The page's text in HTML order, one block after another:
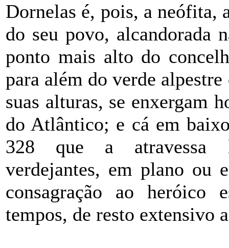
Dornelas é, pois, a neófita,
do seu povo, alcandorada
ponto mais alto do
para além do verde
suas alturas, se enxergam
do Atlântico; e cá em
328 que a atravessa
verdejantes, em plano ou
consagração ao heróico
tempos, de resto extensivo